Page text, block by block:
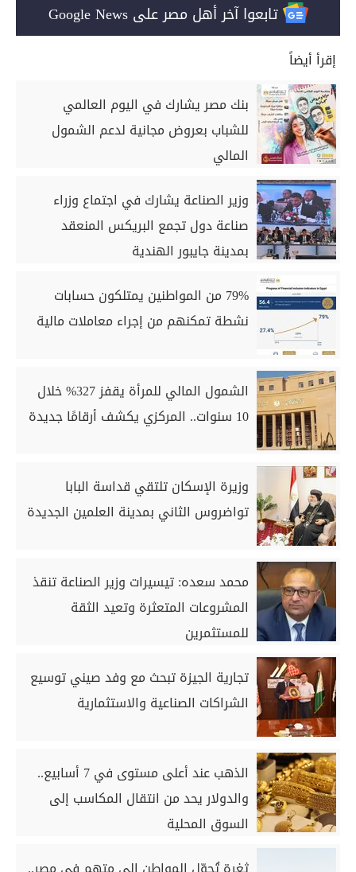
تابعوا آخر أهل مصر على Google News
إقرأ أيضاً
بنك مصر يشارك في اليوم العالمي
للشباب بعروض مجانية لدعم الشمول
المالي
وزير الصناعة يشارك في اجتماع وزراء
صناعة دول تجمع البريكس المنعقد
بمدينة جايبور الهندية
79% من المواطنين يمتلكون حسابات
نشطة تمكنهم من إجراء معاملات مالية
الشمول المالي للمرأة يقفز 327% خلال
10 سنوات.. المركزي يكشف أرقامًا جديدة
وزيرة الإسكان تلتقي قداسة البابا
تواضروس الثاني بمدينة العلمين الجديدة
محمد سعده: تيسيرات وزير الصناعة تنقذ
المشروعات المتعثرة وتعيد الثقة
للمستثمرين
تجارية الجيزة تبحث مع وفد صيني توسيع
الشراكات الصناعية والاستثمارية
الذهب عند أعلى مستوى في 7 أسابيع..
والدولار يحد من انتقال المكاسب إلى
السوق المحلية